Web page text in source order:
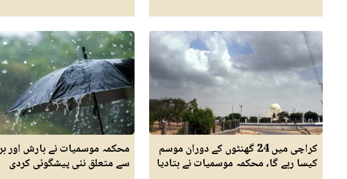
کراچی میں 24 گھنٹوں کے دوران موسم
کیسا رہے گا، محکمہ موسمیات نے بتادیا
محکمہ موسمیات نے بارش اور
سے متعلق نئی پیشگوئی کردی